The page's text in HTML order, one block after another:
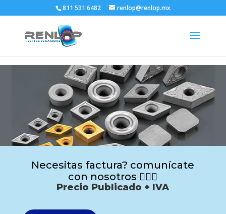
811 531 6482 renlop@renlop.mx
Necesitas factura? comunícate
con nosotros 🙋🏻‍♂️
Precio Publicado + IVA